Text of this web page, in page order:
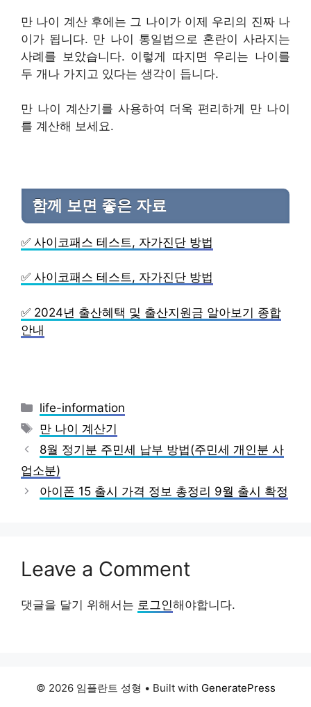
만 나이 계산 후에는 그 나이가 이제 우리의 진짜 나
이가 됩니다. 만 나이 통일법으로 혼란이 사라지는
사례를 보았습니다. 이렇게 따지면 우리는 나이를
두 개나 가지고 있다는 생각이 듭니다.
만 나이 계산기를 사용하여 더욱 편리하게 만 나이
를 계산해 보세요.
함께 보면 좋은 자료
✅ 사이코패스 테스트, 자가진단 방법
✅ 사이코패스 테스트, 자가진단 방법
✅ 2024년 출산혜택 및 출산지원금 알아보기 종합
안내
Categories
life-information
Tags
만 나이 계산기
8월 정기분 주민세 납부 방법(주민세 개인분 사
업소분)
아이폰 15 출시 가격 정보 총정리 9월 출시 확정
Leave a Comment
댓글을 달기 위해서는 로그인해야합니다.
© 2026 임플란트 성형 • Built with GeneratePress